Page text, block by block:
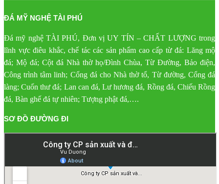
ĐÁ MỸ NGHỆ TÀI PHÚ
Đá mỹ nghệ TÀI PHÚ, Đơn vị UY TÍN – CHẤT LƯỢNG trong
lĩnh vực điêu khắc, chế tác các sản phẩm cao cấp từ đá: Lăng mộ
đá; Mộ đá; Cột đá Nhà thờ họ/Đình Chùa, Từ Đường, Bảo điện,
Công trình tâm linh; Cổng đá cho Nhà thờ tổ, Từ đường, Cổng đá
làng; Cuốn thư đá; Lan can đá, Lư hương đá, Rồng đá, Chiếu Rồng
đá, Bàn ghế đá tự nhiên; Tượng phật đá,….
SƠ ĐỒ ĐƯỜNG ĐI